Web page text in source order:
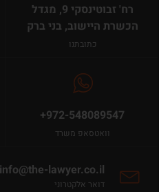
רח' זבוטינסקי 9, מגדל
הכשרת היישוב, בני ברק
כתובתנו
+972-548089547
וואטסאפ משרד
info@the-lawyer.co.il
דואר אלקטרוני